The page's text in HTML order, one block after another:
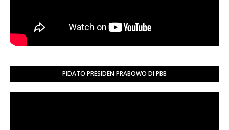
PIDATO PRESIDEN PRABOWO DI PBB